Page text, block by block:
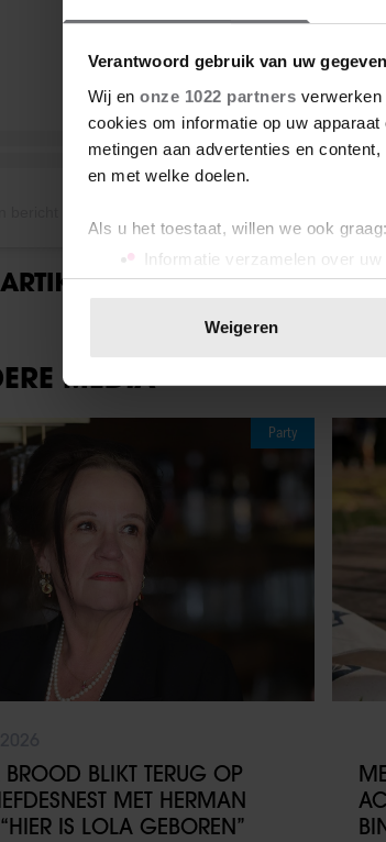
Verantwoord gebruik van uw
Wij en onze 1022 partners verwerken
cookies om informatie op uw
metingen aan advertenties en
en met welke doelen.
Als u het toestaat, willen we ook graag:
Informatie verzamelen over
Uw apparaat identificeren
toestemming op elk moment wijzigen
We gebruiken cookies om content en
websiteverkeer te analyseren. Ook
media, adverteren en analyse. Deze
verstrekt of die ze hebben verzameld
onze website blijft gebruiken.
Weigeren
OP SOCIAL MEDIA!
MEDIA
Party
BLIKT TERUG OP
MET HERMAN
IS LOLA GEBOREN”